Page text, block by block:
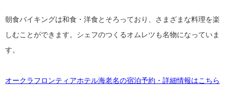
朝食バイキングは和食・洋食とそろっており、さまざまな料理を楽
しむことができます。シェフのつくるオムレツも名物になっていま
す。
オークラフロンティアホテル海老名の宿泊予約・詳細情報はこちら